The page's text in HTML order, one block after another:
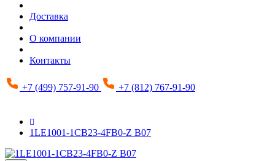
Доставка
О компании
Контакты
+7 (499) 757-91-90 +7 (812) 767-91-90
1LE1001-1CB23-4FB0-Z B07